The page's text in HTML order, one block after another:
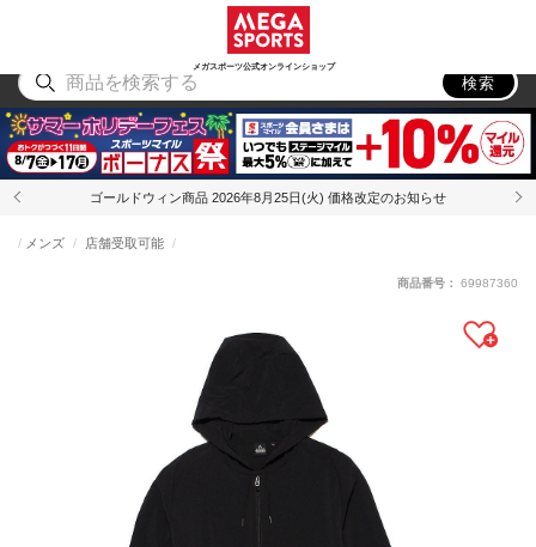
メガスポーツ公式オンラインショップ
アウトドア
検索
ゴールドウィン商品 2026年8月25日(火) 価格改定のお知らせ
メンズ 店舗受取可能
商品番号： 69987360